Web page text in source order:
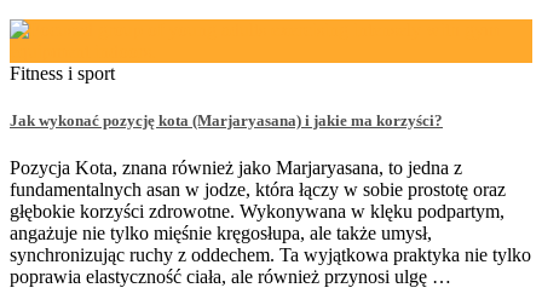
Fitness i sport
Jak wykonać pozycję kota (Marjaryasana) i jakie ma korzyści?
Pozycja Kota, znana również jako Marjaryasana, to jedna z
fundamentalnych asan w jodze, która łączy w sobie prostotę oraz
głębokie korzyści zdrowotne. Wykonywana w klęku podpartym,
angażuje nie tylko mięśnie kręgosłupa, ale także umysł,
synchronizując ruchy z oddechem. Ta wyjątkowa praktyka nie tylko
poprawia elastyczność ciała, ale również przynosi ulgę …